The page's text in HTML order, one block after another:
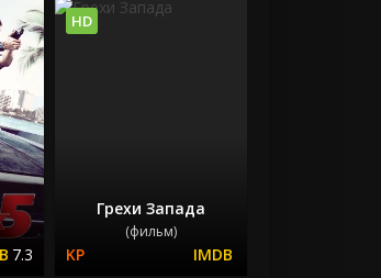
7.3
Грехи Запада
(фильм)
HD